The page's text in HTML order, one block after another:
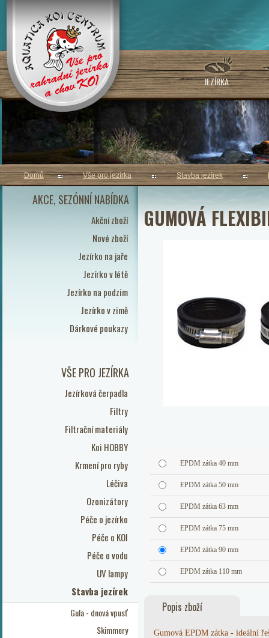
JEZÍRKA
AKCE, SEZÓNNÍ NABÍDKA
Akční zboží
Nové zboží
Jezírko na jaře
Jezírko v létě
Jezírko na podzim
Jezírko v zimě
Dárkové poukazy
VŠE PRO JEZÍRKA
Jezírková čerpadla
Filtry
Filtrační materiály
Koi HOBBY
Krmení pro ryby
Léčiva
Ozonizátory
Péče o jezírko
Péče o KOI
Péče o vodu
UV lampy
Stavba jezírek
Gula - dnová vpusť
Skimmery
Domů Vše pro jezírka Stavba jezírek
GUMOVÁ
EPDM zátka 40 mm
EPDM zátka 50 mm
EPDM zátka 63 mm
EPDM zátka 75 mm
EPDM zátka 90 mm
EPDM zátka 110 mm
Popis zboží
Gumová EPDM zátka - ideální